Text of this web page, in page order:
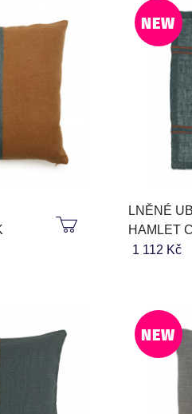
NEW
LNĚNÉ
HAMLET
1 112 Kč
NEW